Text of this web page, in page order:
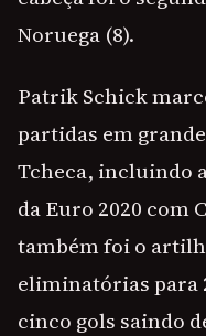
Noruega (8).
Patrik Schick
partidas em
Tcheca, incluindo
da Euro 2020 com
também foi o
eliminatórias para
cinco gols saindo